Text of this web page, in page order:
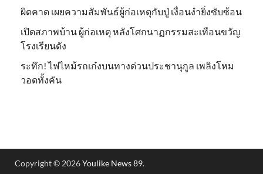
ผิดคาด เผยความสัมพันธ์ผู้ก่อเหตุกับปู่ เงื่อนงำยิ่งซับซ้อน
เปิดสภาพบ้าน ผู้ก่อเหตุ หลังโศกนาฏกรรมสะเทือนขวัญ
โรงเรียนดัง
ระทึก! ไฟไหม้รถเก๋งบนทางด่วนประชานุกูล เพลิงโหม
วอดทั้งคัน
Copyright © 2026Youlike News 89.